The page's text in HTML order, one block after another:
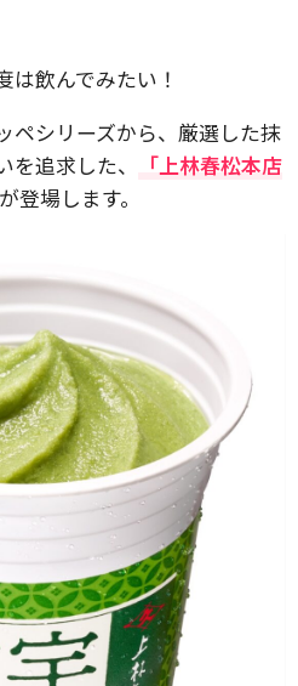
飲んでみたい！
ペシリーズから、厳選した抹
追求した、
「上林春松本店
が登場します。